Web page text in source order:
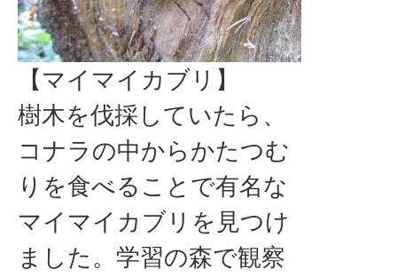
【マイマイカブリ】
樹木を伐採していたら、
コナラの中からかたつむ
りを食べることで有名な
マイマイカブリを見つけ
ました。学習の森で観察